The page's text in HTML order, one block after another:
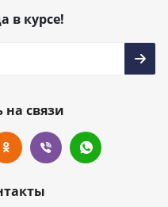
в курсе!
на связи